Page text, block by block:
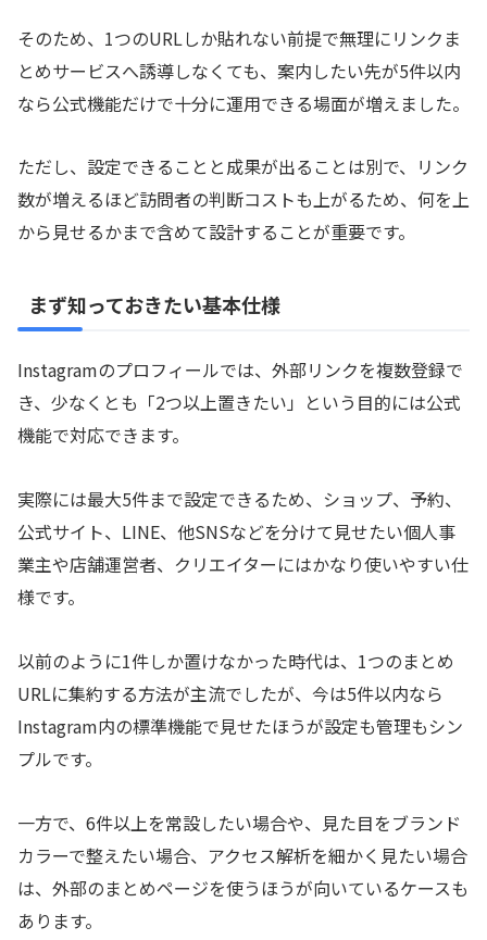
そのため、1つのURLしか貼れない前提で無理にリンクま
とめサービスへ誘導しなくても、案内したい先が5件以内
なら公式機能だけで十分に運用できる場面が増えました。
ただし、設定できることと成果が出ることは別で、リンク
数が増えるほど訪問者の判断コストも上がるため、何を上
から見せるかまで含めて設計することが重要です。
まず知っておきたい基本仕様
Instagramのプロフィールでは、外部リンクを複数登録で
き、少なくとも「2つ以上置きたい」という目的には公式
機能で対応できます。
実際には最大5件まで設定できるため、ショップ、予約、
公式サイト、LINE、他SNSなどを分けて見せたい個人事
業主や店舗運営者、クリエイターにはかなり使いやすい仕
様です。
以前のように1件しか置けなかった時代は、1つのまとめ
URLに集約する方法が主流でしたが、今は5件以内なら
Instagram内の標準機能で見せたほうが設定も管理もシン
プルです。
一方で、6件以上を常設したい場合や、見た目をブランド
カラーで整えたい場合、アクセス解析を細かく見たい場合
は、外部のまとめページを使うほうが向いているケースも
あります。